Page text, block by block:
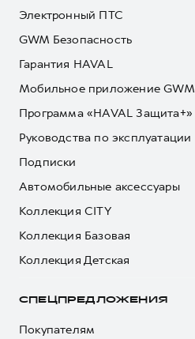
Электронный ПТС
GWM Безопасность
Гарантия HAVAL
Мобильное приложение GWM
Программа «HAVAL Защита+»
Руководства по эксплуатации
Подписки
Автомобильные аксессуары
Коллекция CITY
Коллекция Базовая
Коллекция Детская
СПЕЦПРЕДЛОЖЕНИЯ
Покупателям